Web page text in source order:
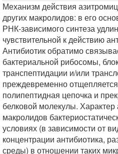
Механизм действия
других макролидов: в его
РНК-зависимого синтеза
чувствительной к действию
Антибиотик обратимо
бактериальной рибосомы,
транспептидации и/или
преждевременно
полипептидная цепочка и
белковой молекулы. Характер
макролидов
условиях (в зависимости от
концентрации антибиотика,
среды) в отношении таких